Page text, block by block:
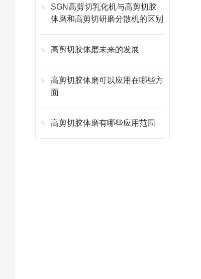
SGN高剪切乳化机与高剪切胶
体磨和高剪切研磨分散机的区别
高剪切胶体磨未来的发展
高剪切胶体磨可以应用在哪些方
面
高剪切胶体磨有哪些应用范围